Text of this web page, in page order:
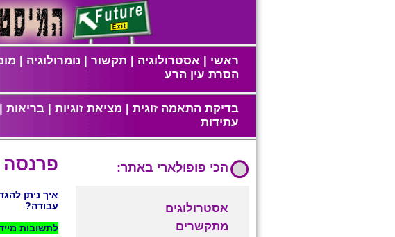
ראשי | אסטרולוגיה | תקשור | נומרולוגיה |
הסרת עין הרע
בדיקת התאמה זוגית | מציאת זוגיות | בריאות |
עתידות
פרנסה
איך ניתן
עבודה?
לתשובות
הכי פופולארי באתר:
אסטרולוגים
מתקשרים